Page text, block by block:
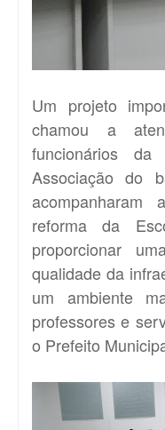
Um projeto
chamou a
funcionários
Associação do
reforma da
proporcionar
qualidade da
um ambiente
professores e
o Prefeito